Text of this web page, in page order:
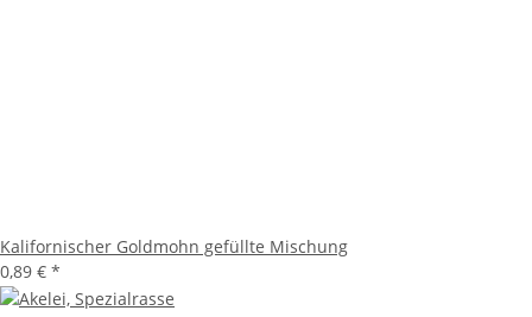
Kalifornischer Goldmohn gefüllte Mischung
0,89 € *